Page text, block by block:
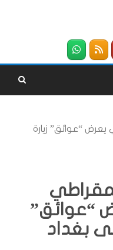
“عوائق” زيارة
“عوائق”
بغداد